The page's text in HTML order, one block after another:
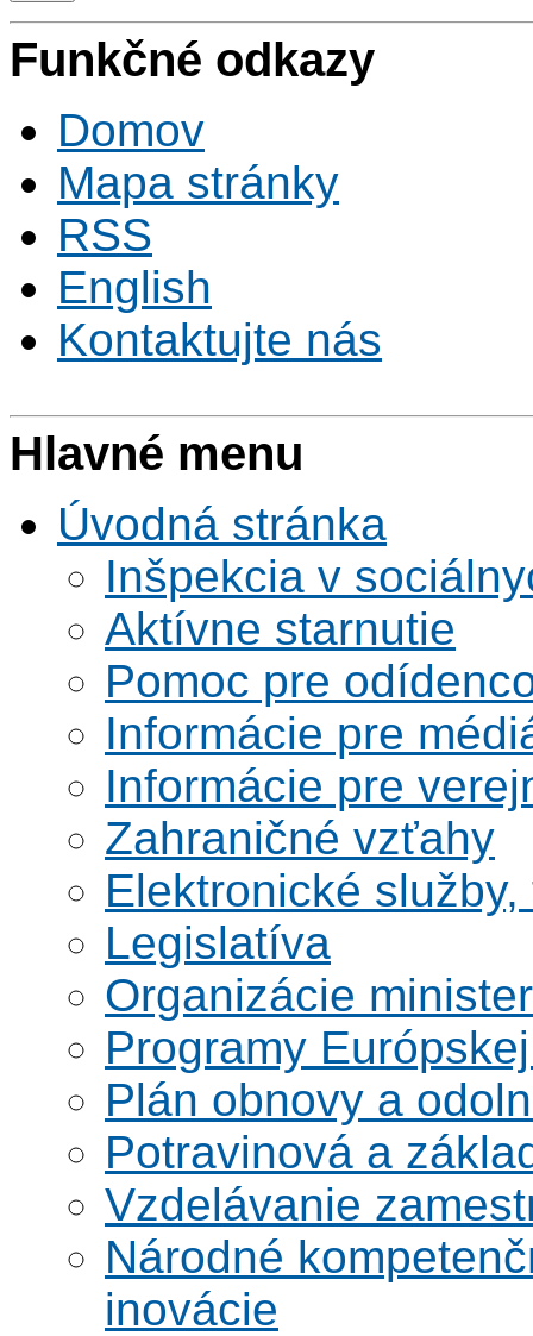
Funkčné odkazy
Domov
Mapa stránky
RSS
English
Kontaktujte nás
Hlavné menu
Úvodná stránka
Inšpekcia v
Aktívne starnutie
Pomoc pre
Informácie pre
Informácie pre
Zahraničné vzťahy
Elektronické
Legislatíva
Organizácie
Programy
Plán obnovy a
Potravinová a
Vzdelávanie
Národné
inovácie